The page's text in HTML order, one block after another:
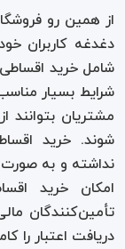
از همین رو
دغدغه کاربران
شامل خرید اقساطی
شرایط بسیار
مشتریان
شوند. خرید
نداشته و به صورت
امکان خرید
تأمین‌کنندگان
دریافت اعتبار را